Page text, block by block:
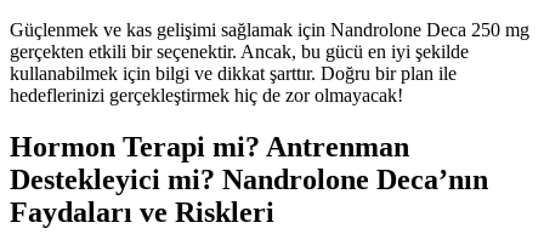
Güçlenmek ve kas gelişimi sağlamak için Nandrolone Deca 250 mg
gerçekten etkili bir seçenektir. Ancak, bu gücü en iyi şekilde
kullanabilmek için bilgi ve dikkat şarttır. Doğru bir plan ile
hedeflerinizi gerçekleştirmek hiç de zor olmayacak!
Hormon Terapi mi? Antrenman
Destekleyici mi? Nandrolone Deca’nın
Faydaları ve Riskleri